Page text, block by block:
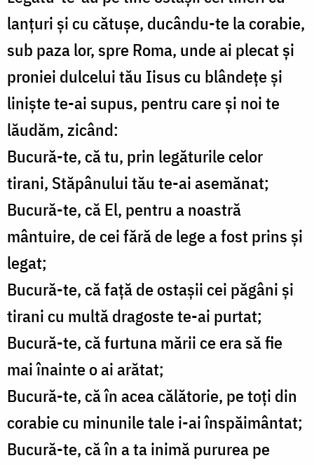
lanţuri şi cu cătuşe, ducându-te la corabie,
sub paza lor, spre Roma, unde ai plecat şi
proniei dulcelui tău Iisus cu blândeţe şi
linişte te-ai supus, pentru care şi noi te
lăudăm, zicând:
Bucură-te, că tu, prin legăturile celor
tirani, Stăpânului tău te-ai asemănat;
Bucură-te, că El, pentru a noastră
mântuire, de cei fără de lege a fost prins şi
legat;
Bucură-te, că faţă de ostaşii cei păgâni şi
tirani cu multă dragoste te-ai purtat;
Bucură-te, că furtuna mării ce era să fie
mai înainte o ai arătat;
Bucură-te, că în acea călătorie, pe toţi din
corabie cu minunile tale i-ai înspăimântat;
Bucură-te, că în a ta inimă pururea pe